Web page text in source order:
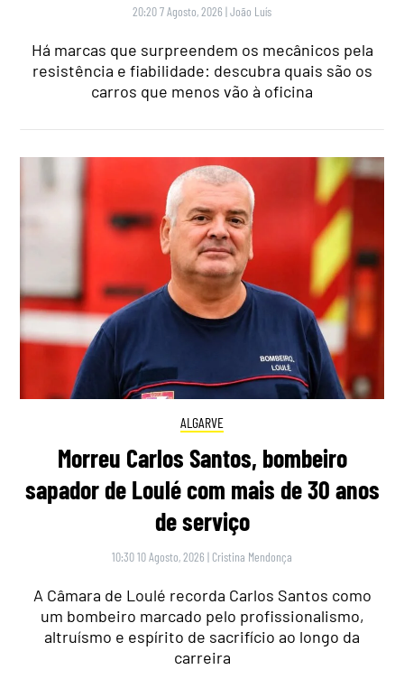
20:20 7 Agosto, 2026 |João Luís
Há marcas que surpreendem os mecânicos pela
resistência e fiabilidade: descubra quais são os
carros que menos vão à oficina
ALGARVE
Morreu Carlos Santos, bombeiro
sapador de Loulé com mais de 30 anos
de serviço
10:30 10 Agosto, 2026 | Cristina Mendonça
A Câmara de Loulé recorda Carlos Santos como
um bombeiro marcado pelo profissionalismo,
altruísmo e espírito de sacrifício ao longo da
carreira